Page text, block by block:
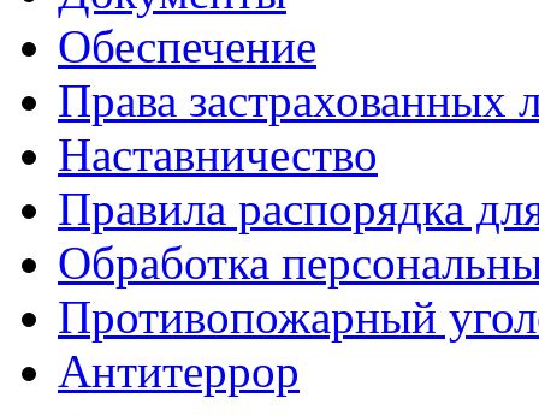
Обеспечение
Права застрахованных
Наставничество
Правила распорядка
Обработка
Противопожарный
Антитеррор